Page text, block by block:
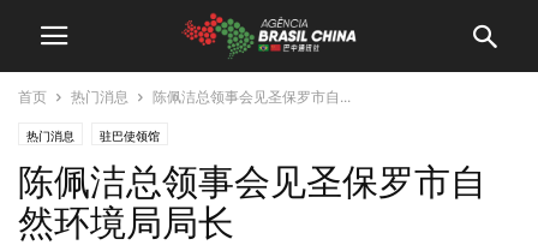
首页 热门消息 陈佩洁总领事会见圣保罗市自...
热门消息 驻巴使领馆
陈佩洁总领事会见圣保罗市自
然环境局局长